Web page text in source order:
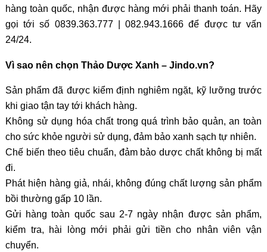
hàng toàn quốc, nhận được hàng mới phải thanh toán. Hãy
gọi tới số 0839.363.777 | 082.943.1666 để được tư vấn
24/24.
Vì sao nên chọn Thảo Dược Xanh – Jindo.vn?
Sản phẩm đã được kiểm định nghiêm ngặt, kỹ lưỡng trước
khi giao tận tay tới khách hàng.
Không sử dụng hóa chất trong quá trình bảo quản, an toàn
cho sức khỏe người sử dụng, đảm bảo xanh sạch tự nhiên.
Chế biến theo tiêu chuẩn, đảm bảo dược chất không bị mất
đi.
Phát hiện hàng giả, nhái, không đúng chất lượng sản phẩm
bồi thường gấp 10 lần.
Gửi hàng toàn quốc sau 2-7 ngày nhận được sản phẩm,
kiểm tra, hài lòng mới phải gửi tiền cho nhân viên vận
chuyển.